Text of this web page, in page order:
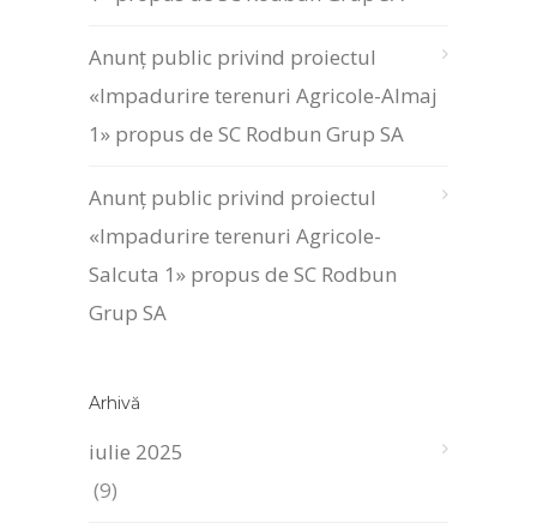
Anunț public privind proiectul
«Impadurire terenuri Agricole-Almaj
1» propus de SC Rodbun Grup SA
Anunț public privind proiectul
«Impadurire terenuri Agricole-
Salcuta 1» propus de SC Rodbun
Grup SA
Arhivă
iulie 2025
(9)